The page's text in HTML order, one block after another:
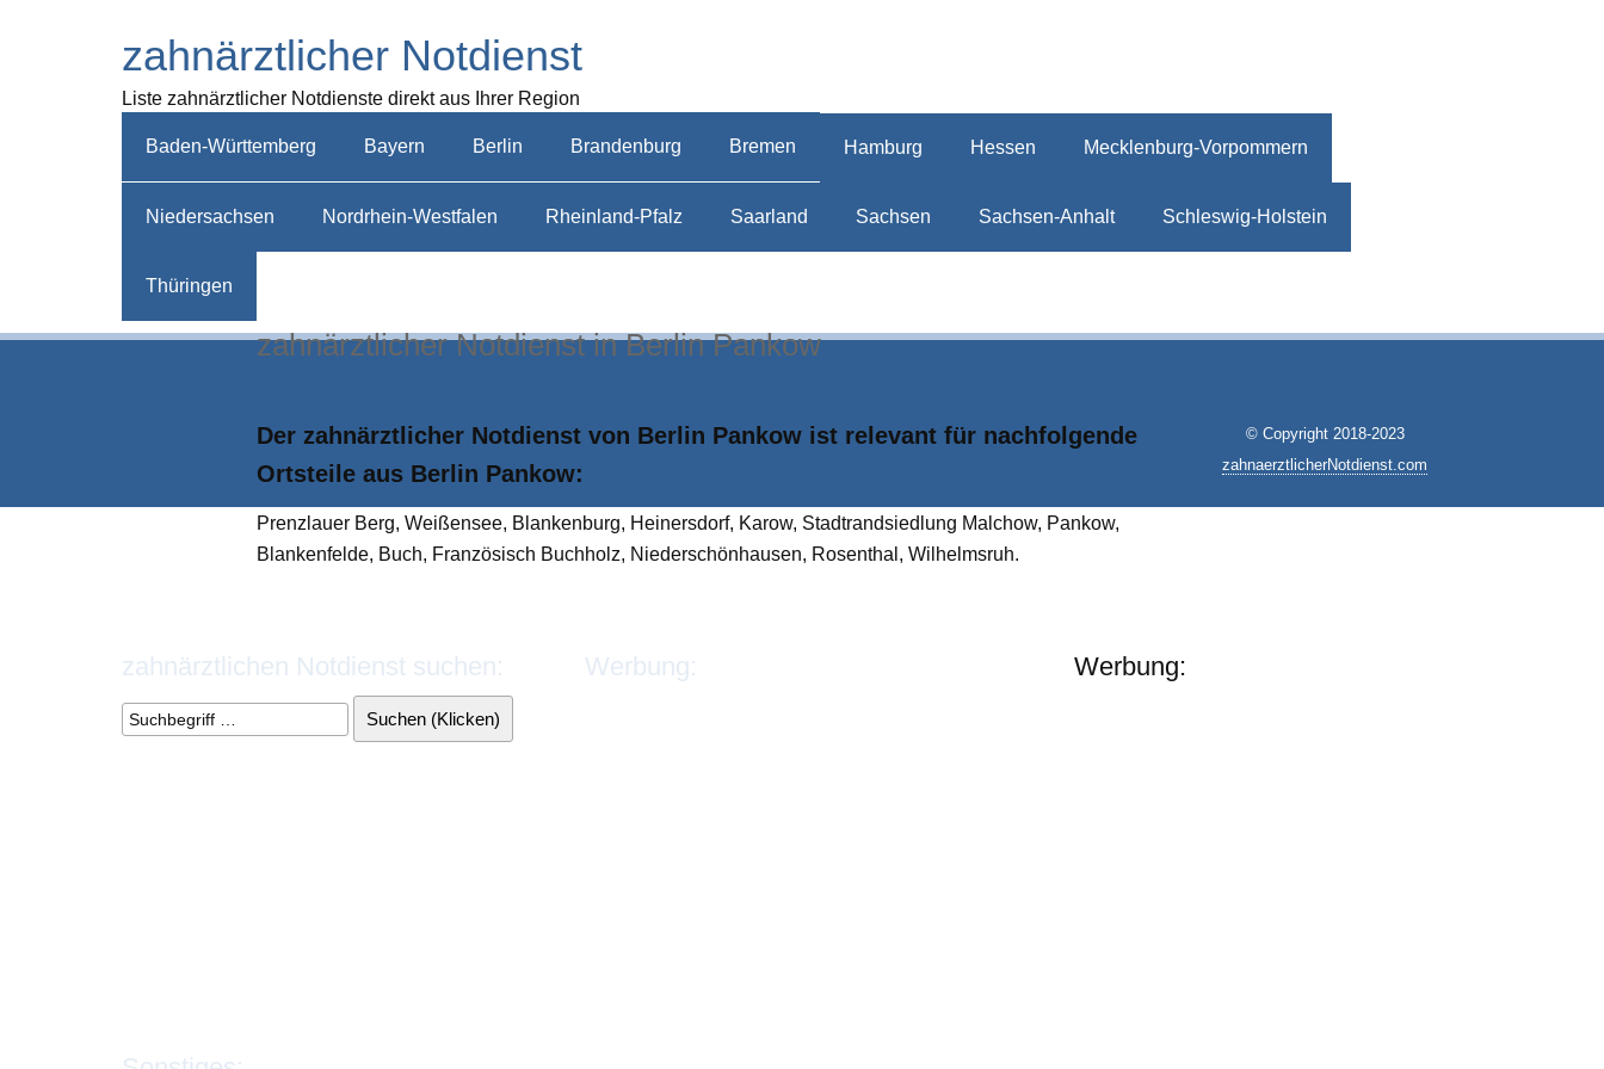
zahnärztlicher Notdienst
Liste zahnärztlicher Notdienste direkt aus Ihrer Region
Baden-Württemberg Bayern Berlin Brandenburg Bremen Hamburg Hessen Mecklenburg-Vorpommern
Niedersachsen Nordrhein-Westfalen Rheinland-Pfalz Saarland Sachsen Sachsen-Anhalt Schleswig-Holstein
Thüringen
zahnärztlicher Notdienst in Berlin Pankow
Der zahnärztlicher Notdienst von Berlin Pankow ist relevant für nachfolgende
Ortsteile aus Berlin Pankow:
Prenz­lauer Berg, Weißensee, Blanken­burg, Heiners­dorf, Karow, Stadtrand­siedlung Malchow, Pankow,
Blanken­felde, Buch, Franzö­sisch Buchholz, Nieder­schön­hausen, Rosen­thal, Wilhelms­ruh.
Werbung:
zahnärztlichen Notdienst suchen: Werbung:
© Copyright 2018-2023
zahnaerztlicherNotdienst.com